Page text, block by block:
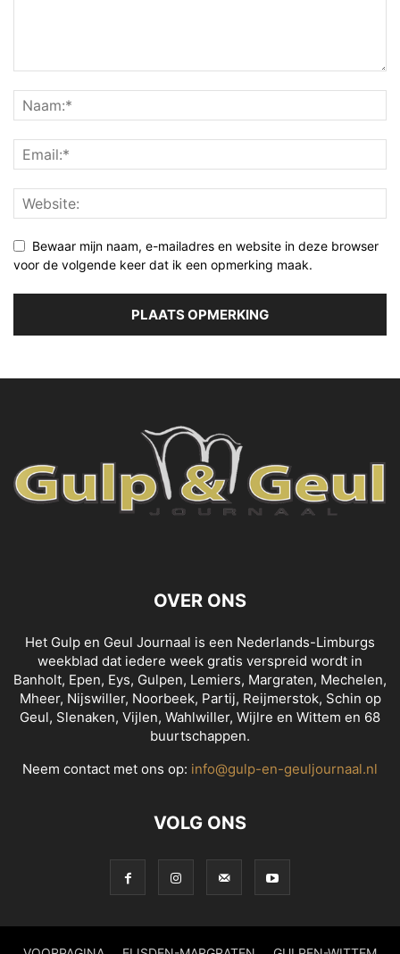
Bewaar mijn naam, e-mailadres en website in deze browser
voor de volgende keer dat ik een opmerking maak.
OVER ONS
Het Gulp en Geul Journaal is een Nederlands-Limburgs
weekblad dat iedere week gratis verspreid wordt in
Banholt, Epen, Eys, Gulpen, Lemiers, Margraten, Mechelen,
Mheer, Nijswiller, Noorbeek, Partij, Reijmerstok, Schin op
Geul, Slenaken, Vijlen, Wahlwiller, Wijlre en Wittem en 68
buurtschappen.
Neem contact met ons op: info@gulp-en-geuljournaal.nl
VOLG ONS